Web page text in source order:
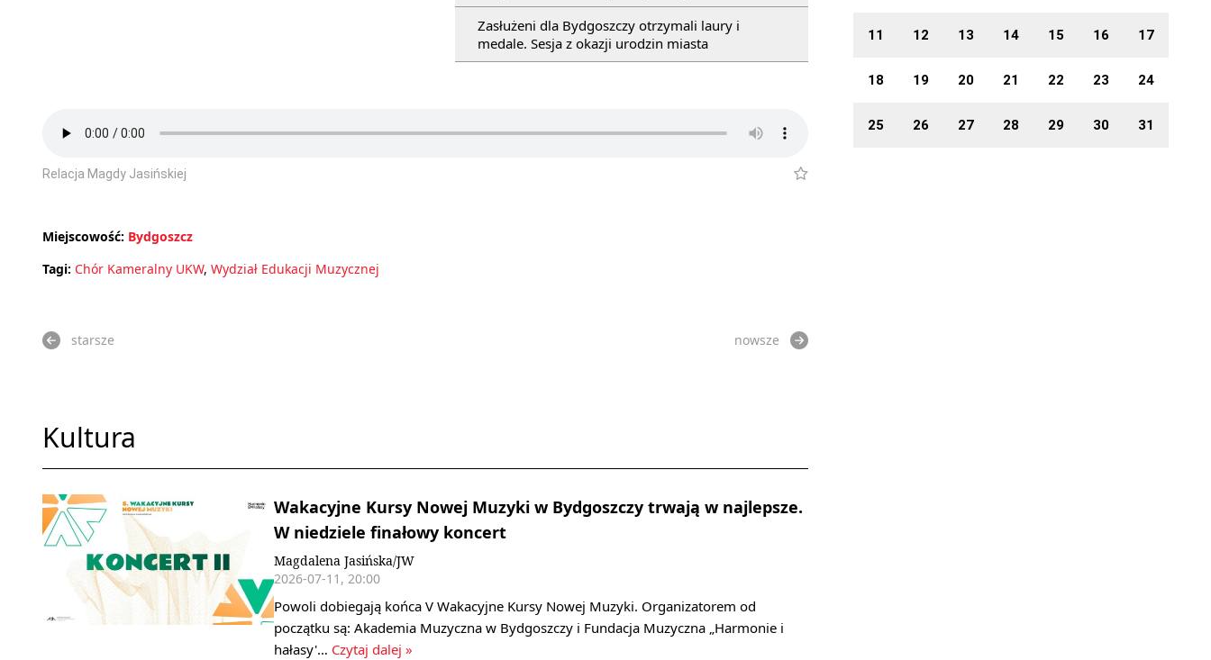
Zasłużeni dla Bydgoszczy otrzymali laury i
medale. Sesja z okazji urodzin miasta
Relacja Magdy Jasińskiej
Miejscowość: Bydgoszcz
Tagi: Chór Kameralny UKW, Wydział Edukacji Muzycznej
starsze nowsze
Kultura
Wakacyjne Kursy Nowej Muzyki w Bydgoszczy trwają w najlepsze.
W niedziele finałowy koncert
Magdalena Jasińska/JW
2026-07-11, 20:00
Powoli dobiegają końca V Wakacyjne Kursy Nowej Muzyki. Organizatorem od
początku są: Akademia Muzyczna w Bydgoszczy i Fundacja Muzyczna „Harmonie i
hałasy'… Czytaj dalej »
11 12 13 14 15 16 17
18 19 20 21 22 23 24
25 26 27 28 29 30 31